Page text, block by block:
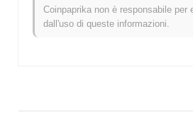
Come si sta comportando
rispetto al mercato crypto più
Coinpaprika non è responsabile per
dall'uso di queste informazioni.